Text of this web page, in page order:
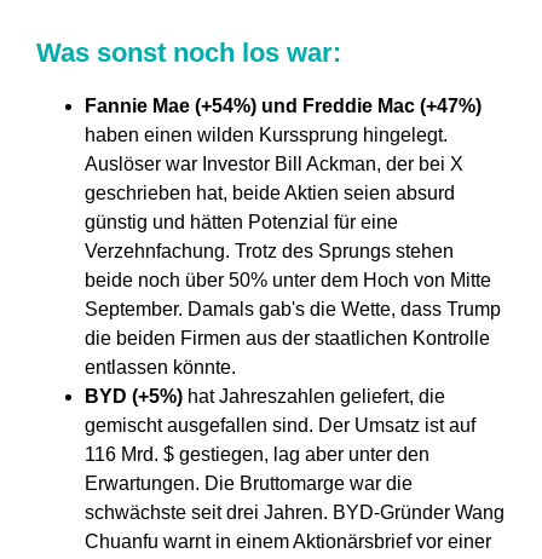
Was sonst noch los war:
Fannie Mae (+54%) und Freddie Mac (+47%)
haben einen wilden Kurssprung hingelegt.
Auslöser war Investor Bill Ackman, der bei X
geschrieben hat, beide Aktien seien absurd
günstig und hätten Potenzial für eine
Verzehnfachung. Trotz des Sprungs stehen
beide noch über 50% unter dem Hoch von Mitte
September. Damals gab's die Wette, dass Trump
die beiden Firmen aus der staatlichen Kontrolle
entlassen könnte.
BYD (+5%) hat Jahreszahlen geliefert, die
gemischt ausgefallen sind. Der Umsatz ist auf
116 Mrd. $ gestiegen, lag aber unter den
Erwartungen. Die Bruttomarge war die
schwächste seit drei Jahren. BYD-Gründer Wang
Chuanfu warnt in einem Aktionärsbrief vor einer